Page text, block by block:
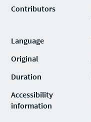
Contributors
Language
Original
Duration
Accessibility
information